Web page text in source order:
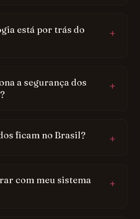
está por trás do
+
a segurança dos
+
ficam no Brasil? +
com meu sistema
+